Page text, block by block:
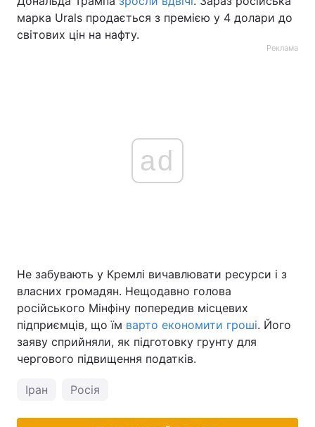
марка Urals продається з премією у 4 долари до
світових цін на нафту.
Реклама
ad
Не забувають у Кремлі вичавлювати ресурси і з
власних громадян. Нещодавно голова
російського Мінфіну попередив місцевих
підприємців, що їм варто економити гроші. Його
заяву сприйняли, як підготовку грунту для
чергового підвищення податків.
Іран Росія